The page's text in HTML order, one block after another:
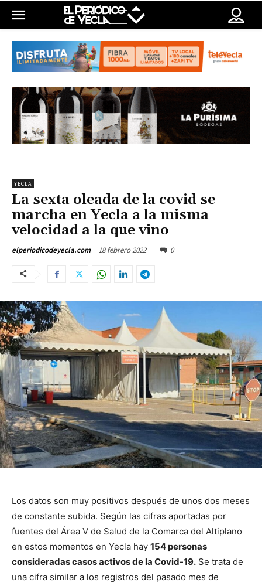
YECLA
La sexta oleada de la covid se
marcha en Yecla a la misma
velocidad a la que vino
elperiodicodeyecla.com 18 febrero 2022 0
Los datos son muy positivos después de unos dos meses
de constante subida. Según las cifras aportadas por
fuentes del Área V de Salud de la Comarca del Altiplano
en estos momentos en Yecla hay 154 personas
consideradas casos activos de la Covid-19. Se trata de
una cifra similar a los registros del pasado mes de